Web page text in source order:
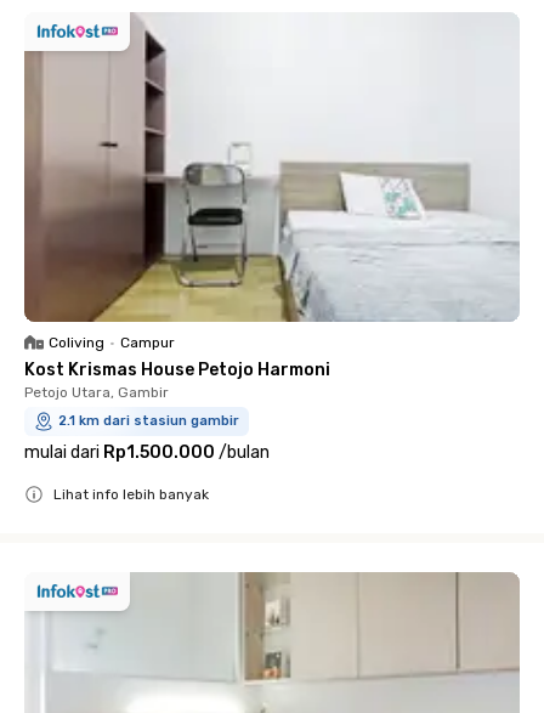
Coliving • Campur
Kost Krismas House Petojo Harmoni
Petojo Utara, Gambir
2.1 km dari stasiun gambir
mulai dari Rp1.500.000 /bulan
Lihat info lebih banyak